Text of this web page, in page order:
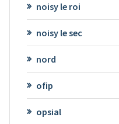
noisy le roi
noisy le sec
nord
ofip
opsial